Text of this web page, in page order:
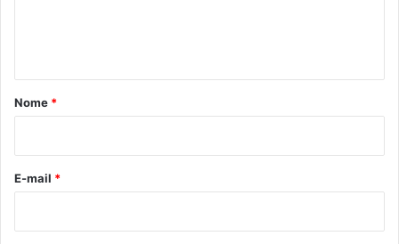
r
*
Nome *
E-mail *